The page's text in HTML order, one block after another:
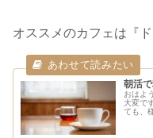
オススメのカフェは『ド
朝活
おはよ
大変で
ても、